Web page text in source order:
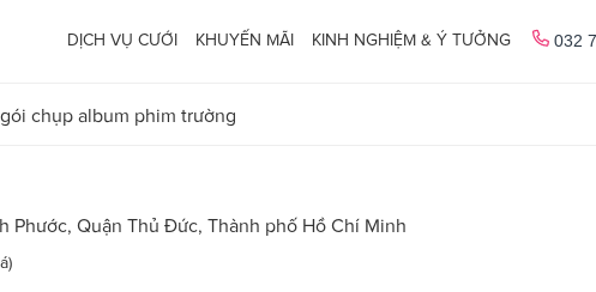
032
DỊCH VỤ CƯỚI KHUYẾN MÃI KINH NGHIỆM & Ý TƯỞNG
chụp album phim trường
Phước, Quận Thủ Đức, Thành phố Hồ Chí Minh